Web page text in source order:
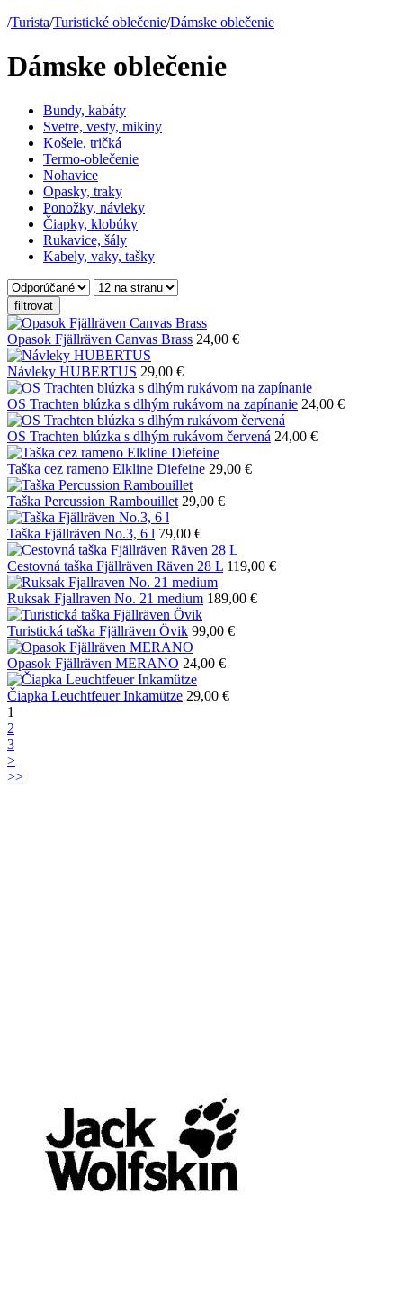
/Turista/Turistické oblečenie/Dámske oblečenie
Dámske oblečenie
Bundy, kabáty
Svetre, vesty, mikiny
Košele, tričká
Termo-oblečenie
Nohavice
Opasky, traky
Ponožky, návleky
Čiapky, klobúky
Rukavice, šály
Kabely, vaky, tašky
filtrovat
Opasok Fjällräven Canvas Brass 24,00 €
Návleky HUBERTUS 29,00 €
OS Trachten blúzka s dlhým rukávom na zapínanie 24,00 €
OS Trachten blúzka s dlhým rukávom červená 24,00 €
Taška cez rameno Elkline Diefeine 29,00 €
Taška Percussion Rambouillet 29,00 €
Taška Fjällräven No.3, 6 l 79,00 €
Cestovná taška Fjällräven Räven 28 L 119,00 €
Ruksak Fjallraven No. 21 medium 189,00 €
Turistická taška Fjällräven Övik 99,00 €
Opasok Fjällräven MERANO 24,00 €
Čiapka Leuchtfeuer Inkamütze 29,00 €
1
2
3
˃
˃˃